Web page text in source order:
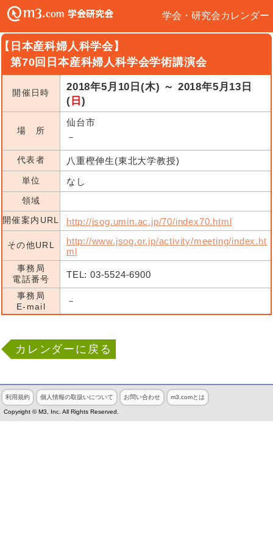
学会・研究会カレンダー
日本産科婦人科学会】
第70回日本産科婦人科学会学術講演会
開催日時
2018年5月10日(木) ～ 2018年5月13日
( 日 )
場 所
仙台市
－
代表者 八重樫伸生(東北大学教授)
単位 なし
領域
開催案内URL
http://jsog.umin.ac.jp/70/index70.html
その他URL
http://www.jsog.or.jp/activity/meeting/index.ht
ml
事務局
電話番号
TEL: 03-5524-6900
事務局
E-mail
－
カレンダーに戻る
利用規約 個人情報の取扱いについて お問い合わせ m3.comとは
Copyright © M3, Inc. All Rights Reserved.